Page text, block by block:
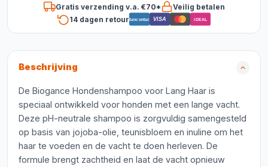
Gratis verzending v.a. €70*
Veilig betalen
14 dagen retourBancontact VISA iDEAL
Beschrijving
De Biogance Hondenshampoo voor Lang Haar is
speciaal ontwikkeld voor honden met een lange vacht.
Deze pH-neutrale shampoo is zorgvuldig samengesteld
op basis van jojoba-olie, teunisbloem en inuline om het
haar te voeden en de vacht te doen herleven. De
formule brengt zachtheid en laat de vacht opnieuw